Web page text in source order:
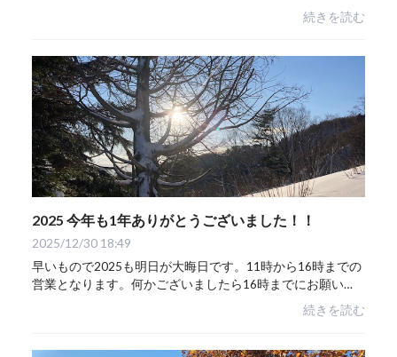
年も相変わらず大きなことはできませんが皆さまと一緒に
続きを読む
2025 今年も1年ありがとうございました！！
2025/12/30 18:49
早いもので2025も明日が大晦日です。11時から16時までの
営業となります。何かございましたら16時までにお願いし
ます。2026 1月1日～3日は休業となりますのでOnline-
Storeでの発送も4日から順次発送させていただき...
続きを読む